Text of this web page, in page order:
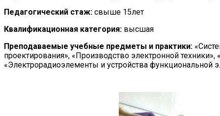
Педагогический стаж: свыше 15лет
Квалификационная категория: высшая
Преподаваемые учебные предметы и практики:
проектирования», «Производство электронной
«Электрорадиоэлементы и устройства функциональной